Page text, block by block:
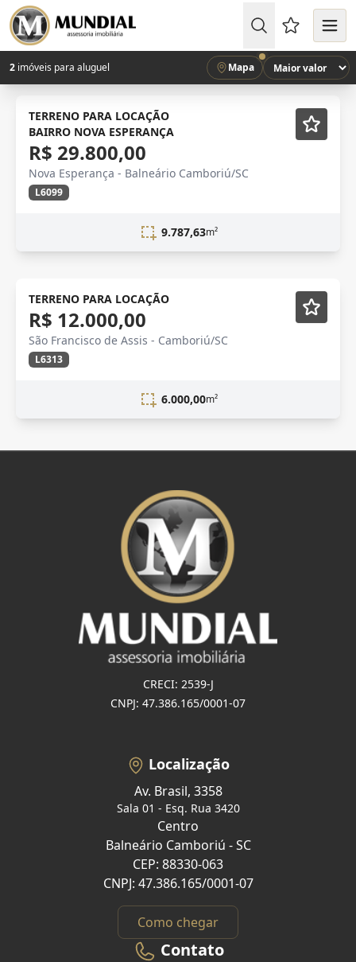
Favoritos
2 imóveis para aluguel Mapa
NOVIDADE
TERRENO PARA LOCAÇÃO
BAIRRO NOVA ESPERANÇA
R$ 29.800,00
Nova Esperança - Balneário Camboriú/SC
L6099
9.787,63m²
TERRENO PARA LOCAÇÃO
R$ 12.000,00
São Francisco de Assis - Camboriú/SC
L6313
6.000,00m²
CRECI: 2539-J
CNPJ: 47.386.165/0001-07
Localização
Av. Brasil, 3358
Sala 01 - Esq. Rua 3420
Centro
Balneário Camboriú - SC
CEP: 88330-063
CNPJ: 47.386.165/0001-07
Como chegar
Contato